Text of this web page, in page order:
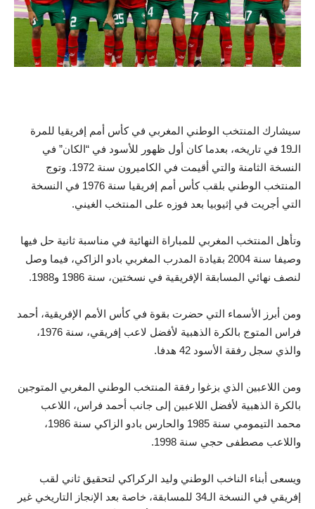
سيشارك المنتخب الوطني المغربي في كأس أمم إفريقيا للمرة
الـ19 في تاريخه، بعدما كان أول ظهور للأسود في “الكان” في
النسخة الثامنة والتي أقيمت في الكاميرون سنة 1972. وتوج
المنتخب الوطني بلقب كأس أمم إفريقيا سنة 1976 في النسخة
التي أجريت في إثيوبيا بعد فوزه على المنتخب الغيني.
وتأهل المنتخب المغربي للمباراة النهائية في مناسبة ثانية حل فيها
وصيفا سنة 2004 بقيادة المدرب المغربي بادو الزاكي، فيما وصل
لنصف نهائي المسابقة الإفريقية في نسختين، سنة 1986 و1988.
ومن أبرز الأسماء التي حضرت بقوة في كأس الأمم الإفريقية، أحمد
فراس المتوج بالكرة الذهبية لأفضل لاعب إفريقي، سنة 1976،
والذي سجل رفقة الأسود 42 هدفا.
ومن اللاعبين الذي بزغوا رفقة المنتخب الوطني المغربي المتوجين
بالكرة الذهبية لأفضل اللاعبين إلى جانب أحمد فراس، اللاعب
محمد التيمومي سنة 1985 والحارس بادو الزاكي سنة 1986،
واللاعب مصطفى حجي سنة 1998.
ويسعى أبناء الناخب الوطني وليد الركراكي لتحقيق ثاني لقب
إفريقي في النسخة الـ34 للمسابقة، خاصة بعد الإنجاز التاريخي غير